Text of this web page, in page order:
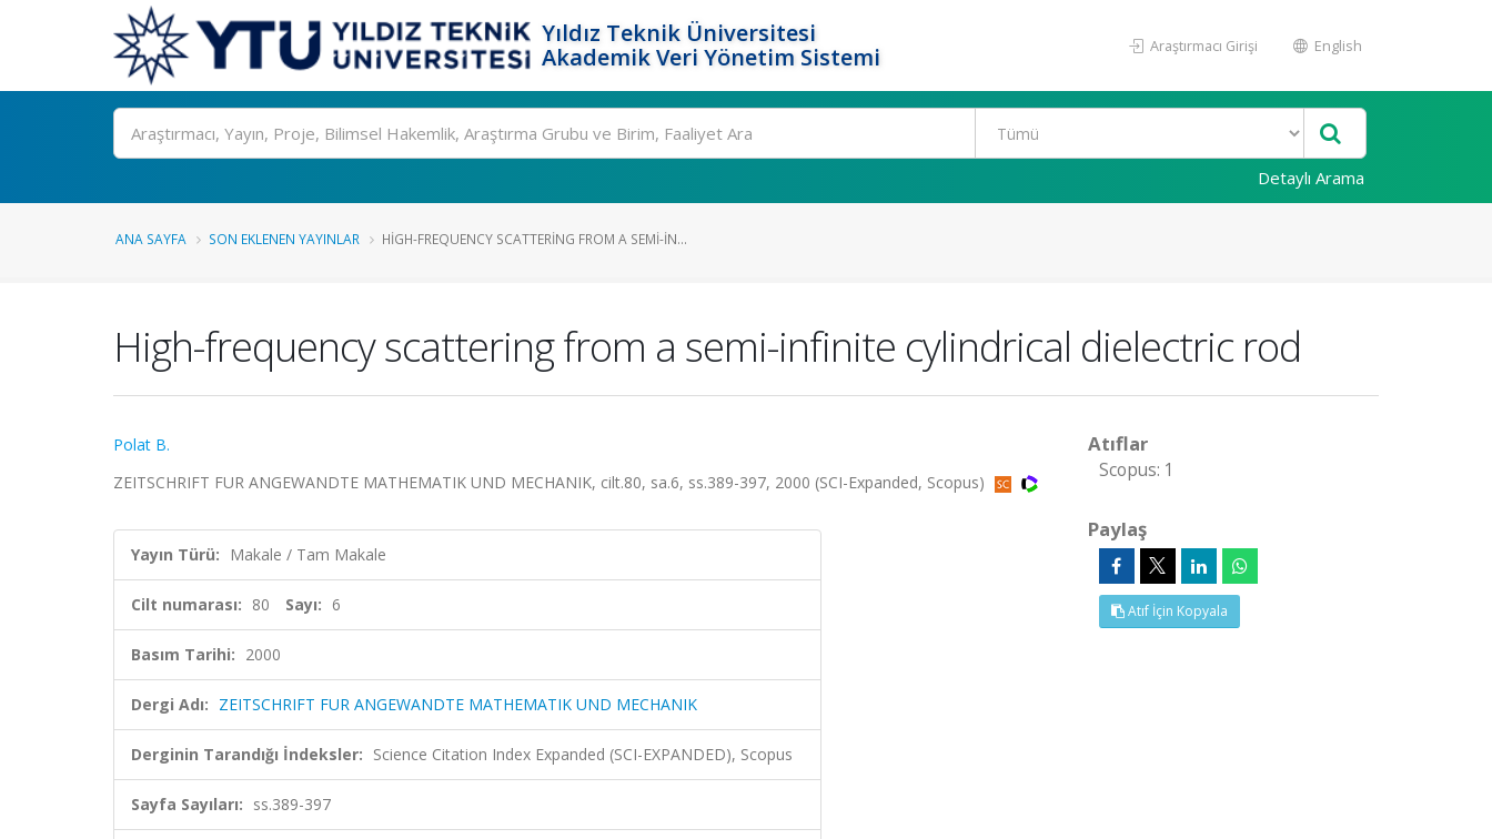
Yıldız Teknik Üniversitesi
Akademik Veri Yönetim Sistemi
Araştırmacı Girişi English
Ara
Detaylı Arama
ANA SAYFA SON EKLENEN YAYINLAR HIGH-FREQUENCY SCATTERING FROM A SEMI-IN...
High-frequency scattering from a semi-infinite cylindrical dielectric rod
Polat B.
ZEITSCHRIFT FUR ANGEWANDTE MATHEMATIK UND MECHANIK, cilt.80, sa.6, ss.389-397, 2000 (SCI-Expanded, Scopus)
Yayın Türü: Makale / Tam Makale
Cilt numarası: 80 Sayı: 6
Basım Tarihi: 2000
Dergi Adı: ZEITSCHRIFT FUR ANGEWANDTE MATHEMATIK UND MECHANIK
Derginin Tarandığı İndeksler: Science Citation Index Expanded (SCI-EXPANDED), Scopus
Sayfa Sayıları: ss.389-397
Atıflar
Scopus: 1
Paylaş
Atıf İçin Kopyala